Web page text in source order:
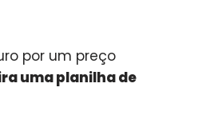
por um preço
uma planilha de